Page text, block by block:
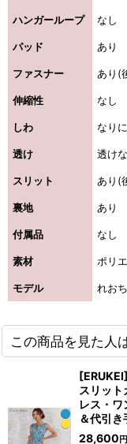
ハンガーループ なし
パッド あり
ファスナー あり(
伸縮性 なし
しわ なり
透け 透け
スリット あり(
裏地 あり
付属品 なし
素材 ポリ
モデル れお
この商品を見た人
スリッ
レス・
＆代引
28,600 円